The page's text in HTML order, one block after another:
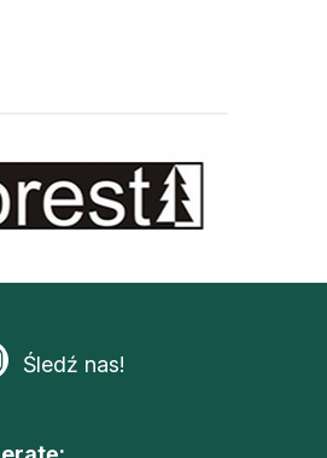
Śledź nas!